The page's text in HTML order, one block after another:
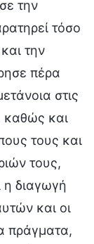
την
τόσο
την
πέρα
στις
καθώς και
τους και
τους,
η διαγωγή
και οι
πράγματα,